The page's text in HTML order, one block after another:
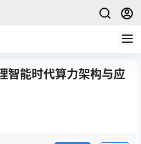
智能时代算力架构与应